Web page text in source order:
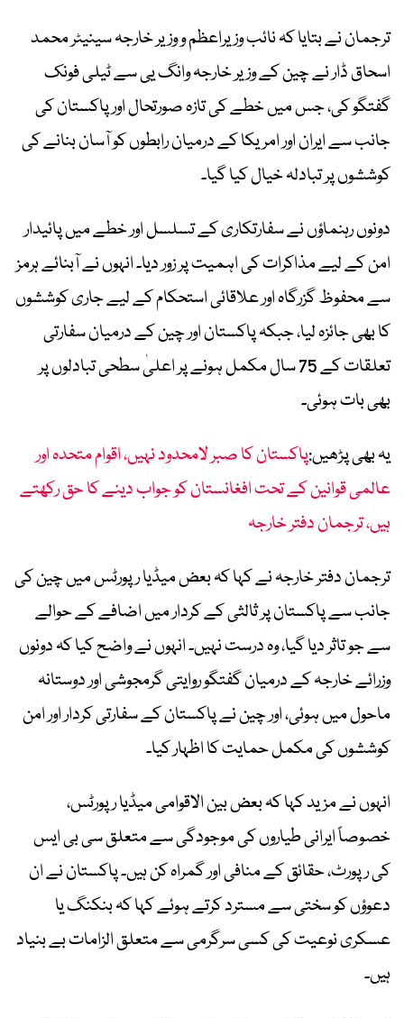
ترجمان نے بتایا کہ نائب وزیراعظم و وزیر خارجہ سینیٹر محمد
اسحاق ڈار نے چین کے وزیر خارجہ وانگ یی سے ٹیلی فونک
گفتگو کی، جس میں خطے کی تازہ صورتحال اور پاکستان کی
جانب سے ایران اور امریکا کے درمیان رابطوں کو آسان بنانے کی
کوششوں پر تبادلہ خیال کیا گیا۔
دونوں رہنماؤں نے سفارتکاری کے تسلسل اور خطے میں پائیدار
امن کے لیے مذاکرات کی اہمیت پر زور دیا۔ انہوں نے آبنائے ہرمز
سے محفوظ گزرگاہ اور علاقائی استحکام کے لیے جاری کوششوں
کا بھی جائزہ لیا، جبکہ پاکستان اور چین کے درمیان سفارتی
تعلقات کے 75 سال مکمل ہونے پر اعلیٰ سطحی تبادلوں پر
بھی بات ہوئی۔
یہ بھی پڑھیں:پاکستان کا صبر لامحدود نہیں، اقوام متحدہ اور
عالمی قوانین کے تحت افغانستان کو جواب دینے کا حق رکھتے
ہیں، ترجمان دفتر خارجہ
ترجمان دفتر خارجہ نے کہا کہ بعض میڈیا رپورٹس میں چین کی
جانب سے پاکستان پر ثالثی کے کردار میں اضافے کے حوالے
سے جو تاثر دیا گیا، وہ درست نہیں۔ انہوں نے واضح کیا کہ دونوں
وزرائے خارجہ کے درمیان گفتگو روایتی گرمجوشی اور دوستانہ
ماحول میں ہوئی، اور چین نے پاکستان کے سفارتی کردار اور امن
کوششوں کی مکمل حمایت کا اظہار کیا۔
انہوں نے مزید کہا کہ بعض بین الاقوامی میڈیا رپورٹس،
خصوصاً ایرانی طیاروں کی موجودگی سے متعلق سی بی ایس
کی رپورٹ، حقائق کے منافی اور گمراہ کن ہیں۔ پاکستان نے ان
دعوؤں کو سختی سے مسترد کرتے ہوئے کہا کہ بنکنگ یا
عسکری نوعیت کی کسی سرگرمی سے متعلق الزامات بے بنیاد
ہیں۔